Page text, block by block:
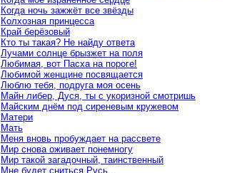
Когда ночь зажжёт все звёзды
Колхозная принцесса
Край берёзовый
Кто ты такая? Не найду ответа
Лучами солнце брызжет на поля
Любимая, вот Пасха на пороге!
Любимой женщине посвящается
Люблю тебя, подруга моя осень
Майн либер, Дуся, ты с укоризной смотришь
Майским днём под сиреневым кружевом
Матери
Мать
Меня вновь пробуждает на рассвете
Мир снова оживает понемногу
Мир такой загадочный, таинственный
Мне будет сниться Русь...